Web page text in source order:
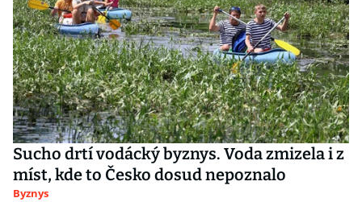
Sucho drtí vodácký byznys. Voda zmizela i z
míst, kde to Česko dosud nepoznalo
Byznys